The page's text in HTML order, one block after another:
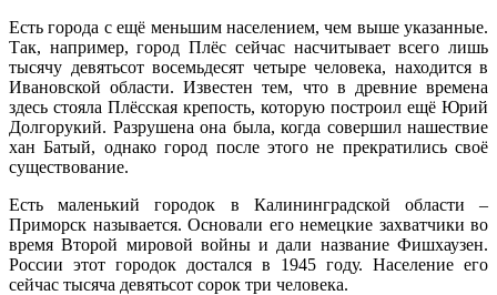
Есть города с ещё меньшим населением, чем выше указанные.
Так, например, город Плёс сейчас насчитывает всего лишь
тысячу девятьсот восемьдесят четыре человека, находится в
Ивановской области. Известен тем, что в древние времена
здесь стояла Плёсская крепость, которую построил ещё Юрий
Долгорукий. Разрушена она была, когда совершил нашествие
хан Батый, однако город после этого не прекратились своё
существование.
Есть маленький городок в Калининградской области –
Приморск называется. Основали его немецкие захватчики во
время Второй мировой войны и дали название Фишхаузен.
России этот городок достался в 1945 году. Население его
сейчас тысяча девятьсот сорок три человека.